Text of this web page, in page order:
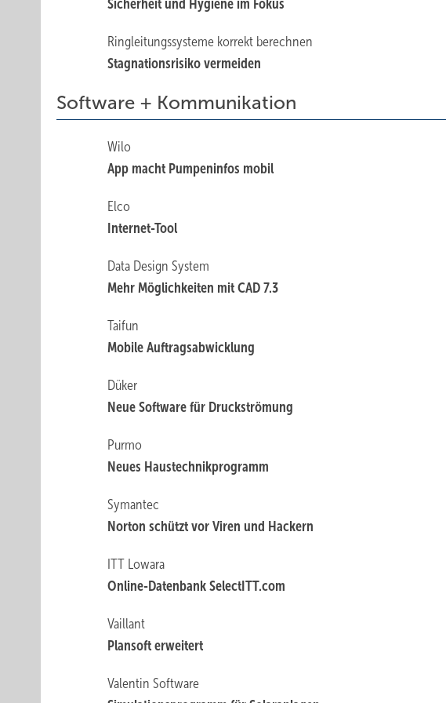
Sicherheit und Hygiene im Fokus
Ringleitungssysteme korrekt berechnen
Stagnationsrisiko vermeiden
Software + Kommunikation
Wilo
App macht Pumpeninfos mobil
Elco
Internet-Tool
Data Design System
Mehr Möglichkeiten mit CAD 7.3
Taifun
Mobile Auftragsabwicklung
Düker
Neue Software für Druckströmung
Purmo
Neues Haustechnikprogramm
Symantec
Norton schützt vor Viren und Hackern
ITT Lowara
Online-Datenbank SelectITT.com
Vaillant
Plansoft erweitert
Valentin Software